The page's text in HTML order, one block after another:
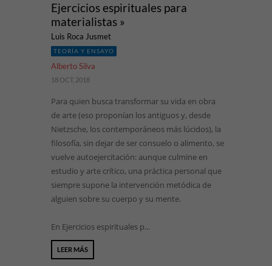
Ejercicios espirituales para
materialistas »
Luis Roca Jusmet
TEORÍA Y ENSAYO
Alberto Silva
18 OCT, 2018
Para quien busca transformar su vida en obra
de arte (eso proponían los antiguos y, desde
Nietzsche, los contemporáneos más lúcidos), la
filosofía, sin dejar de ser consuelo o alimento, se
vuelve autoejercitación: aunque culmine en
estudio y arte crítico, una práctica personal que
siempre supone la intervención metódica de
alguien sobre su cuerpo y su mente.
En Ejercicios espirituales p...
LEER MÁS